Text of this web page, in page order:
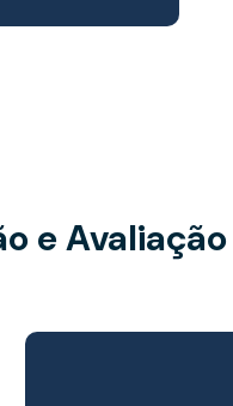
e Avaliação